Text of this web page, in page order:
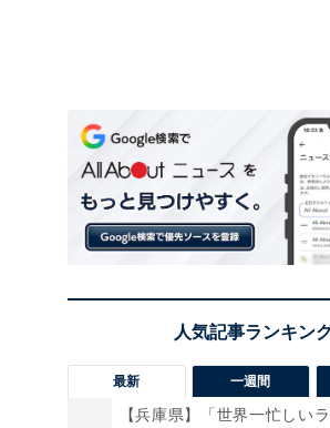
最新 一週間
【兵庫県】「世界一忙しいラ